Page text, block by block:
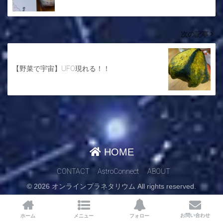
次の記事
【野菜で宇宙】UFO現れる！！
HOME
CONTACT AstroConnect ABOUT
© 2026 オンラインプラネタリウム All rights reserved.
ホーム メニュー フォロー お問い合わせ